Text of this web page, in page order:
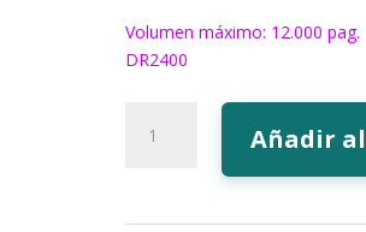
Volumen máximo: 12.000 pag.
DR2400
EcoInk
Añadir